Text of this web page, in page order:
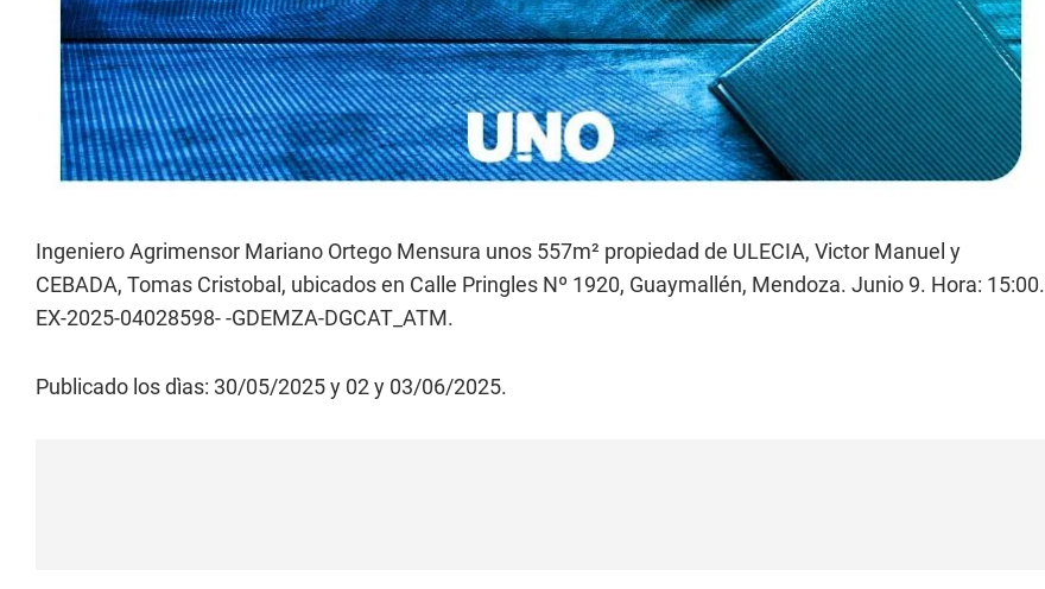
Ingeniero Agrimensor Mariano Ortego Mensura unos 557m² propiedad de ULECIA, Victor Manuel y
CEBADA, Tomas Cristobal, ubicados en Calle Pringles Nº 1920, Guaymallén, Mendoza. Junio 9. Hora: 15:00.
EX-2025-04028598- -GDEMZA-DGCAT_ATM.
Publicado los dìas: 30/05/2025 y 02 y 03/06/2025.